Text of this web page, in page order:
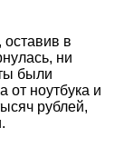
в
ни
были
ноутбука и
рублей,